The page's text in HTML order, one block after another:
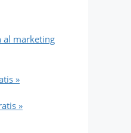
al marketing
»
»